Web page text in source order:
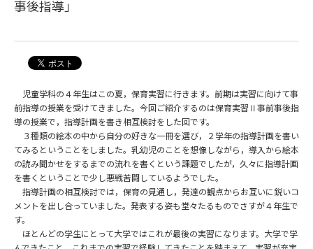
事後指導」
児童学科の４年生はこの夏，保育実習に行きます。前期は実習に向けて事
前指導の授業を受けてきました。今回ご紹介するのは保育実習Ⅱ事前事後指
導の授業で，指導計画を書き相互検討をした回です。
３種類の絵本の中から自分の好きな一冊を選び，２学年の指導計画を書い
てみるということをしました。乳幼児のことを想像しながら，導入から絵本
の読み聞かせをするまでの流れを書くという課題でしたが，久々に指導計画
を書くということで少し悪戦苦闘しているようでした。
指導計画の相互検討では，保育の見通し，発達の観点からお互いに鋭いコ
メントを出し合っていました。発表する姿も堂々たるものでさすが４年生で
す。
ほとんどの学生にとって大学ではこれが最後の実習になります。大学で学